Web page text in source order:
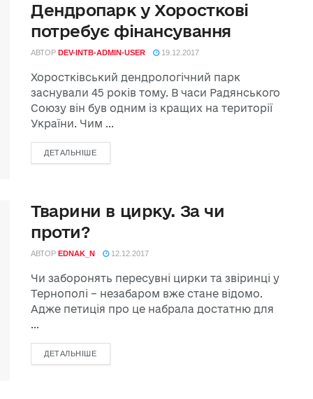
Дендропарк у Хоросткові
потребує фінансування
АВТОР DEV-INTB-ADMIN-USER 19.12.2017
Хоростківський дендрологічний парк
заснували 45 років тому. В часи Радянського
Союзу він був одним із кращих на території
України. Чим ...
ДЕТАЛЬНІШЕ
Тварини в цирку. За чи
проти?
АВТОР EDNAK_N 12.12.2017
Чи заборонять пересувні цирки та звіринці у
Тернополі – незабаром вже стане відомо.
Адже петиція про це набрала достатню для
...
ДЕТАЛЬНІШЕ